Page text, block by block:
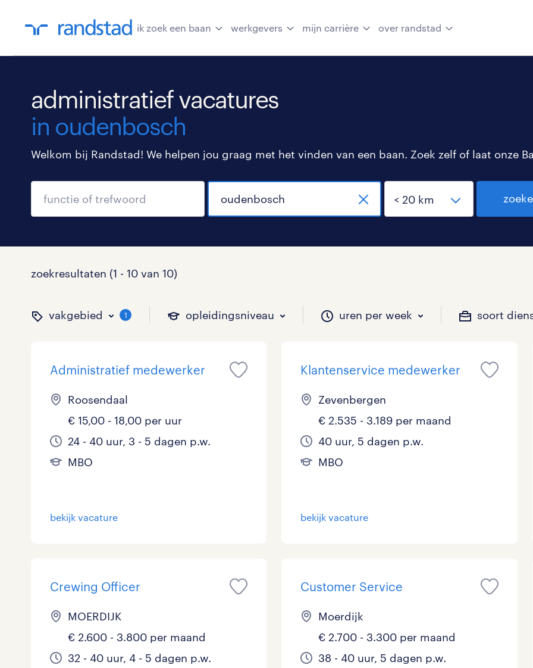
ik zoek een baan werkgevers mijn carrière over randstad
administratief vacatures
in oudenbosch
Welkom bij Randstad! We helpen jou graag met het vinden van een baan. Zoek zelf of laat onze
zoekresultaten (1 - 10 van 10)
vakgebied 1 opleidingsniveau uren per week soort
binnen welk vakgebied wil je werken?
Administratief Beveiliging
Callcenter / Contactcenter Chauffeurs
ICT Industrieel / Productie
Secretarieel Supply chain & procurement
Webcare Zorg / Verpleging
op welk niveau zoek je vacatures?
Basisonderwijs 0 Geen 0
HBO LBO, MAVO, VMBO
VMBO/MAVO WO 0
toon 10 resultaten
hoeveel uren per week wil je werken?
0 - 8 uur 0 9 - 16 uur 0
25 - 32 uur 33 - 36 uur
welk soort dienstverband zou jij willen?
Detachering 0 Tijdelijk 1
Vast
Administratief medewerker
Roosendaal
€ 15,00 - 18,00 per uur
24 - 40 uur, 3 - 5 dagen p.w.
MBO
bekijk vacature
Klantenservice medewerker
Zevenbergen
€ 2.535 - 3.189 per maand
40 uur, 5 dagen p.w.
MBO
bekijk vacature
Crewing Officer
MOERDIJK
€ 2.600 - 3.800 per maand
32 - 40 uur, 4 - 5 dagen p.w.
Customer Service
Moerdijk
€ 2.700 - 3.300 per maand
38 - 40 uur, 5 dagen p.w.